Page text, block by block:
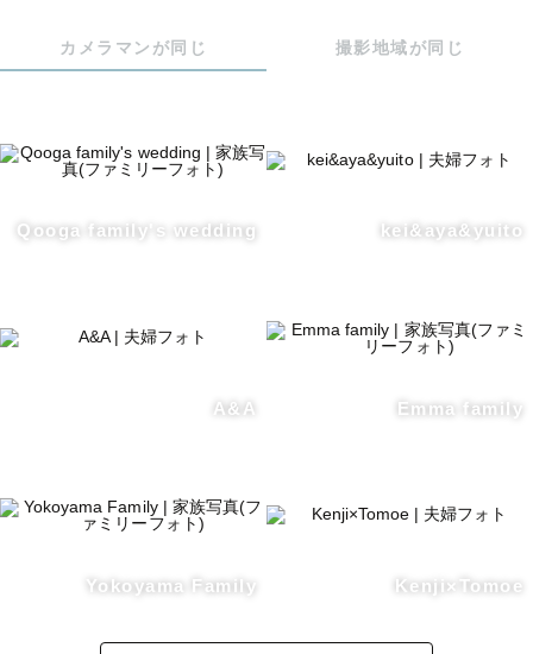
カメラマンが同じ 撮影地域が同じ
Qooga family's wedding kei&aya&yuito
A&A Emma family
Yokoyama Family Kenji×Tomoe